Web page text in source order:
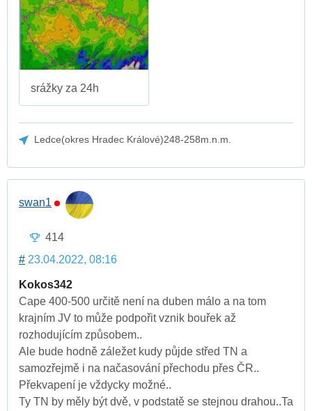
srážky za 24h
Ledce(okres Hradec Králové)248-258m.n.m.
swan1
414
# 23.04.2022, 08:16
Kokos342
Cape 400-500 určitě není na duben málo a na tom
krajním JV to může podpořit vznik bouřek až
rozhodujícím způsobem..
Ale bude hodně záležet kudy půjde střed TN a
samozřejmě i na načasování přechodu přes ČR..
Překvapení je vždycky možné..
Ty TN by měly být dvě, v podstatě se stejnou drahou..Ta